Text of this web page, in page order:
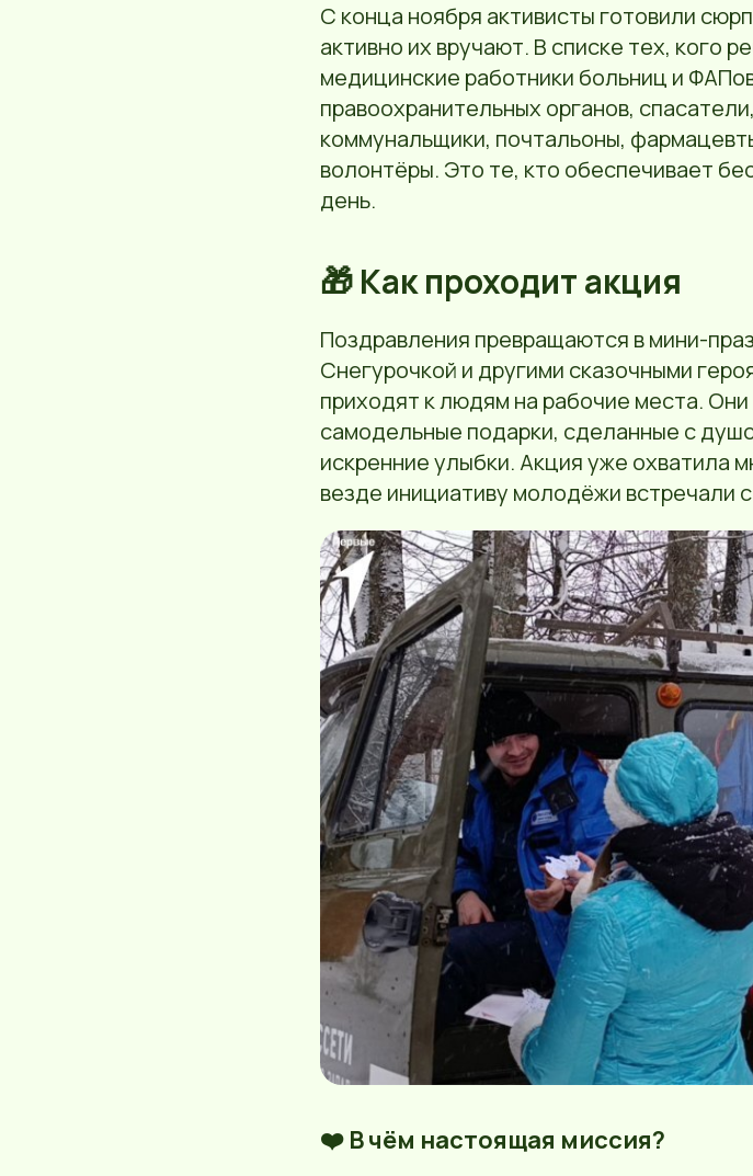
С конца ноября активисты готовили
активно их вручают. В списке тех, кого
медицинские работники больниц и
правоохранительных органов,
коммунальщики, почтальоны,
волонтёры. Это те, кто обеспечивает
день.
🎁 Как проходит акция
Поздравления превращаются в мини-
Снегурочкой и другими сказочными
приходят к людям на рабочие места.
самодельные подарки, сделанные с
искренние улыбки. Акция уже охватила
везде инициативу молодёжи встречали
❤️ В чём настоящая миссия?